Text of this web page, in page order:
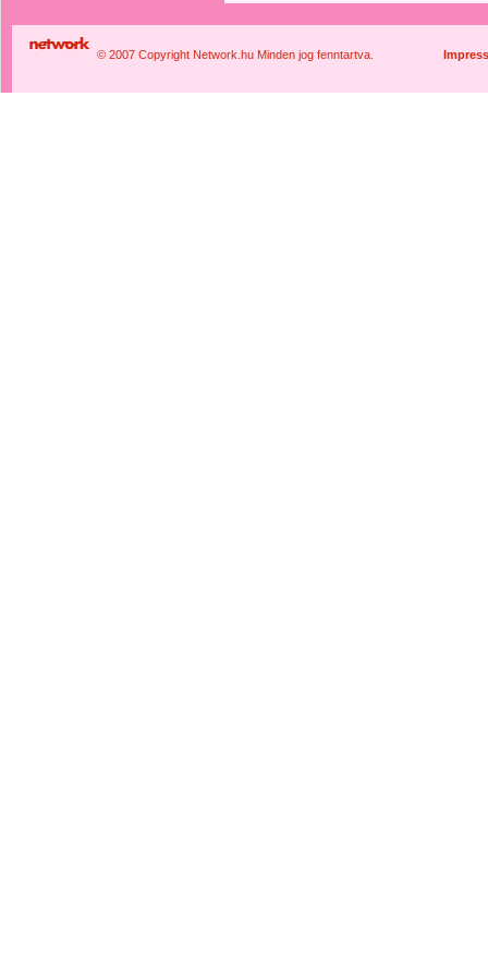
© 2007 Copyright Network.hu Minden jog fenntartva.